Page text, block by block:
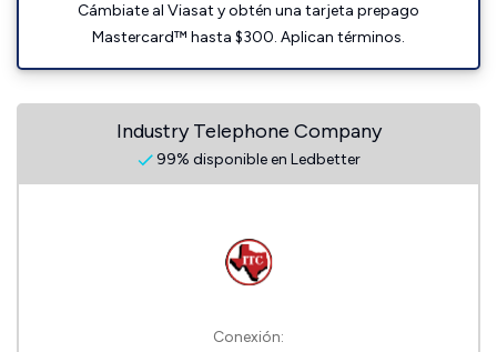
Cámbiate al Viasat y obtén una tarjeta prepago
Mastercard™ hasta $300. Aplican términos.
Industry Telephone Company
99% disponible en Ledbetter
Conexión: